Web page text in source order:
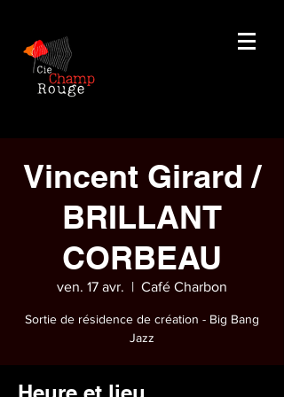
Vincent Girard /
BRILLANT
CORBEAU
ven. 17 avr.
  |
Café Charbon
Sortie de résidence de création - Big Bang
Jazz